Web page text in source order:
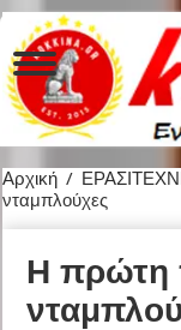
Αρχική /
νταμπλούχες
Η πρώτη